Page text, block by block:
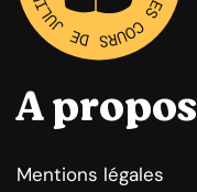
A propos
Mentions légales